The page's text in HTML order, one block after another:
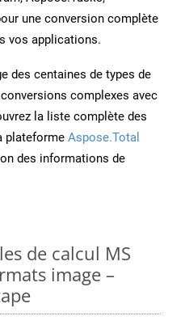
une conversion complète
vos applications.
des centaines de types de
complexes avec
la liste complète des
plateforme Aspose.Total
des informations de
de calcul MS
image –